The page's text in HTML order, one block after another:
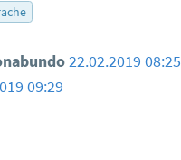
22.02.2019 08:25
09:29